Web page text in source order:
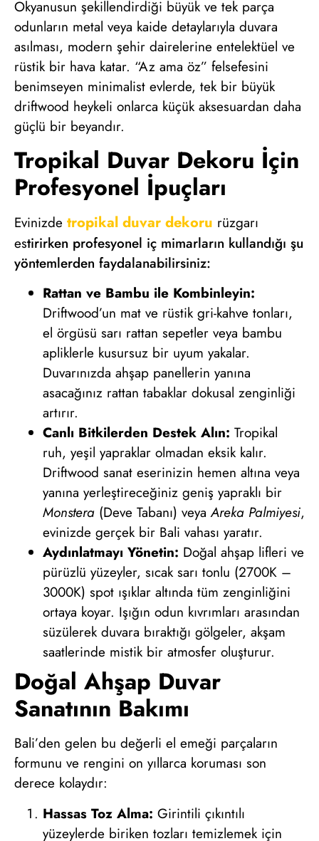
Okyanusun şekillendirdiği büyük ve tek parça
odunların metal veya kaide detaylarıyla duvara
asılması, modern şehir dairelerine entelektüel ve
rüstik bir hava katar. “Az ama öz” felsefesini
benimseyen minimalist evlerde, tek bir büyük
driftwood heykeli onlarca küçük aksesuardan daha
güçlü bir beyandır.
Tropikal Duvar Dekoru İçin
Profesyonel İpuçları
Evinizde tropikal duvar dekoru rüzgarı
estirirken profesyonel iç mimarların kullandığı şu
yöntemlerden faydalanabilirsiniz:
Rattan ve Bambu ile Kombinleyin:
Driftwood’un mat ve rüstik gri-kahve tonları,
el örgüsü sarı rattan sepetler veya bambu
apliklerle kusursuz bir uyum yakalar.
Duvarınızda ahşap panellerin yanına
asacağınız rattan tabaklar dokusal zenginliği
artırır.
Canlı Bitkilerden Destek Alın: Tropikal
ruh, yeşil yapraklar olmadan eksik kalır.
Driftwood sanat eserinizin hemen altına veya
yanına yerleştireceğiniz geniş yapraklı bir
Monstera (Deve Tabanı) veyaAreka Palmiyesi,
evinizde gerçek bir Bali vahası yaratır.
Aydınlatmayı Yönetin: Doğal ahşap lifleri ve
pürüzlü yüzeyler, sıcak sarı tonlu (2700K –
3000K) spot ışıklar altında tüm zenginliğini
ortaya koyar. Işığın odun kıvrımları arasından
süzülerek duvara bıraktığı gölgeler, akşam
saatlerinde mistik bir atmosfer oluşturur.
Doğal Ahşap Duvar
Sanatının Bakımı
Bali’den gelen bu değerli el emeği parçaların
formunu ve rengini on yıllarca koruması son
derece kolaydır:
Hassas Toz Alma: Girintili çıkıntılı
yüzeylerde biriken tozları temizlemek için